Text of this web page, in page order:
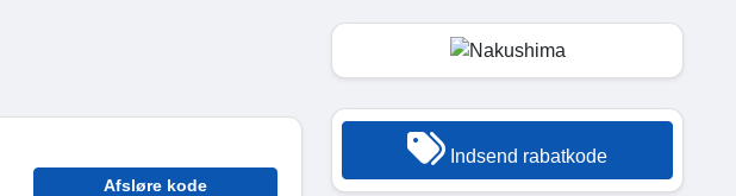
Afsløre kode
Indsend rabatkode